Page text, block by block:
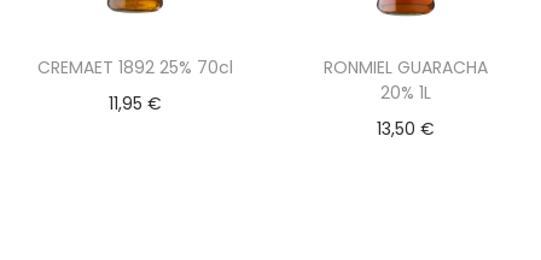
CREMAET 1892 25% 70cl
11,95 €
RONMIEL GUARACHA
20% 1L
13,50 €